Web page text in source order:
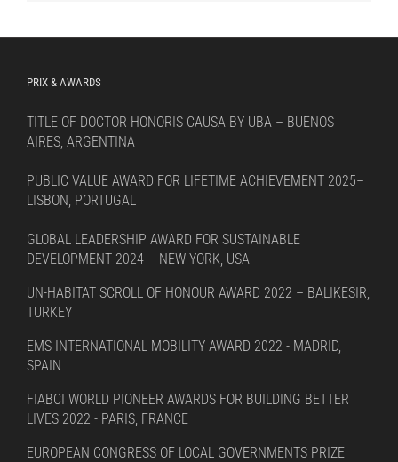
PRIX & AWARDS
TITLE OF DOCTOR HONORIS CAUSA BY UBA – BUENOS
AIRES, ARGENTINA
PUBLIC VALUE AWARD FOR LIFETIME ACHIEVEMENT 2025–
LISBON, PORTUGAL
GLOBAL LEADERSHIP AWARD FOR SUSTAINABLE
DEVELOPMENT 2024 – NEW YORK, USA
UN-HABITAT SCROLL OF HONOUR AWARD 2022 – BALIKESIR,
TURKEY
EMS INTERNATIONAL MOBILITY AWARD 2022 - MADRID,
SPAIN
FIABCI WORLD PIONEER AWARDS FOR BUILDING BETTER
LIVES 2022 - PARIS, FRANCE
EUROPEAN CONGRESS OF LOCAL GOVERNMENTS PRIZE